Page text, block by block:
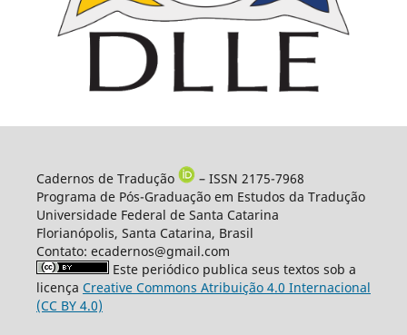
Cadernos de Tradução
– ISSN 2175-7968
Programa de Pós-Graduação em Estudos da Tradução
Universidade Federal de Santa Catarina
Florianópolis, Santa Catarina, Brasil
Contato: ecadernos@gmail.com
Este periódico publica seus textos sob a
licença Creative Commons Atribuição 4.0 Internacional
(CC BY 4.0)